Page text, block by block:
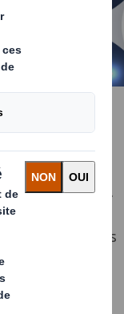
du seul
champs.
y voit une
des produits
de
lot, les